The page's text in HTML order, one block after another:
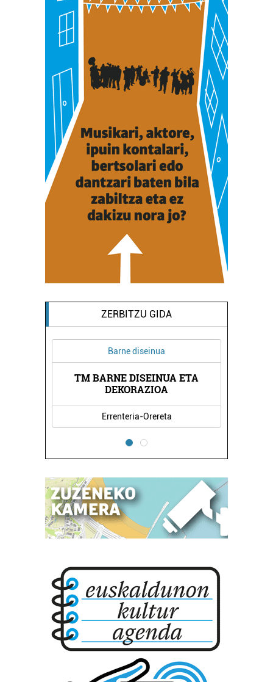
ZERBITZU GIDA
Barne diseinua
TM BARNE DISEINUA ETA
DEKORAZIOA
Errenteria-Orereta